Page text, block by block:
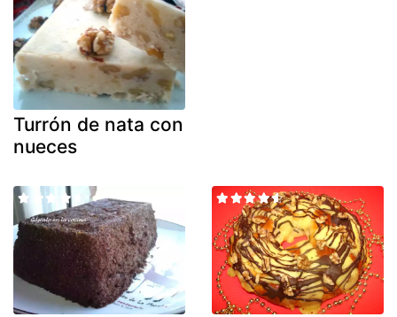
Turrón de nata con
nueces